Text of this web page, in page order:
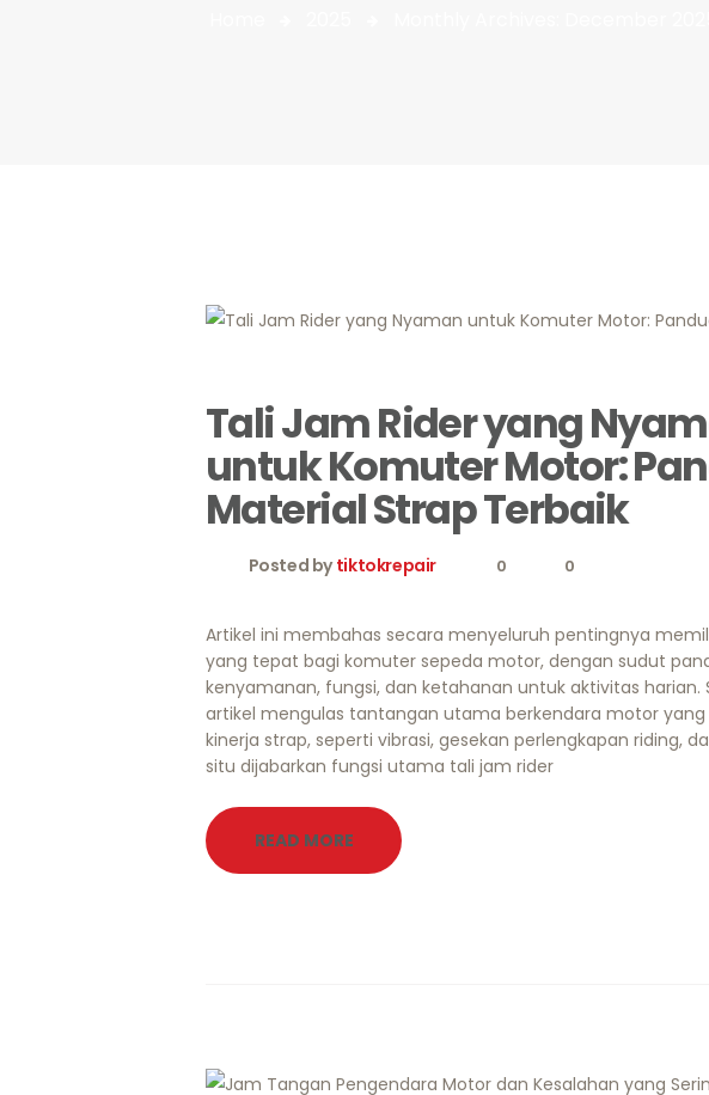
Tali Jam Rider yang
untuk Komuter Motor:
Material Strap Terbaik
Posted bytiktokrepair 0 0
Artikel ini membahas secara menyeluruh pentingnya
yang tepat bagi komuter sepeda motor, dengan sudut
kenyamanan, fungsi, dan ketahanan untuk aktivitas harian.
artikel mengulas tantangan utama berkendara motor
kinerja strap, seperti vibrasi, gesekan perlengkapan riding,
situ dijabarkan fungsi utama tali jam rider
READ MORE